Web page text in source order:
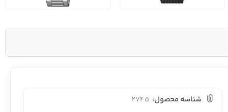
شناسه محصول: 2745